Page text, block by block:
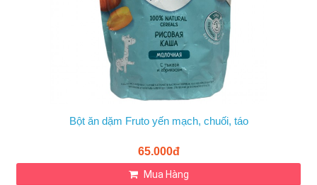
Bột ăn dặm Fruto yến mạch, chuối, táo
65.000đ
Mua Hàng